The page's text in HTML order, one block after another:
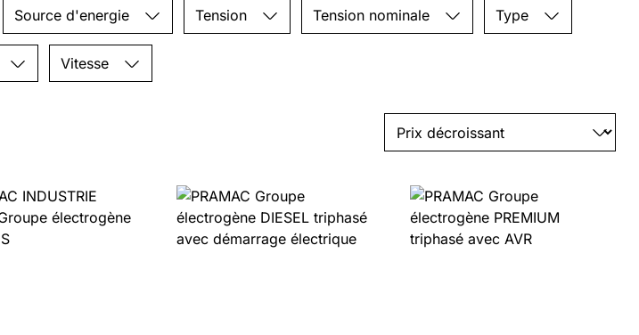
Source d'energie Tension Tension nominale Type
Vitesse